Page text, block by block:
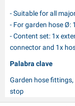
- Suitable for all
- For garden hose Ø:
- Content set: 1x
connector and 1x
Palabra clave
Garden hose
stop